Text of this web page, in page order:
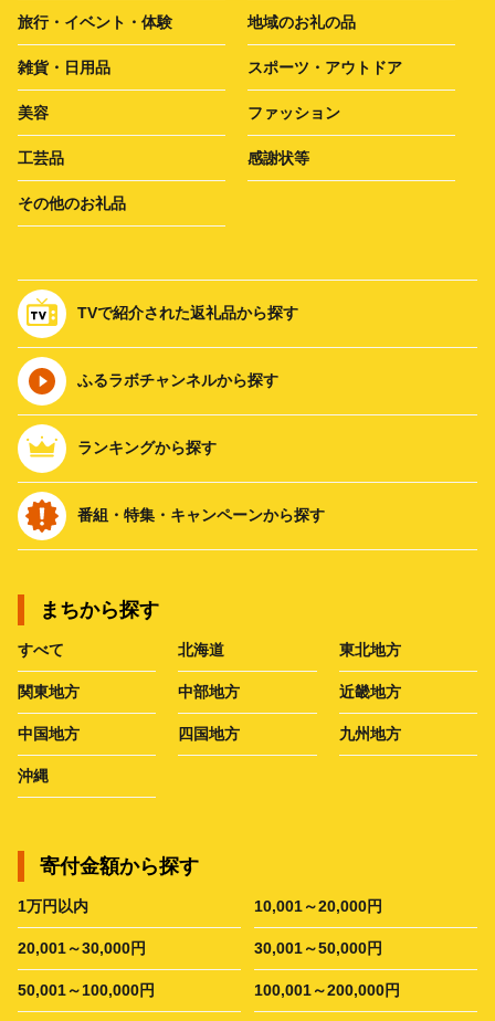
旅行・イベント・体験 地域のお礼の品
雑貨・日用品 スポーツ・アウトドア
美容 ファッション
工芸品 感謝状等
その他のお礼品
TVで紹介された返礼品から探す
ふるラボチャンネルから探す
ランキングから探す
番組・特集・キャンペーンから探す
まちから探す
すべて 北海道 東北地方
関東地方 中部地方 近畿地方
中国地方 四国地方 九州地方
沖縄
寄付金額から探す
1万円以内 10,001～20,000円
20,001～30,000円 30,001～50,000円
50,001～100,000円 100,001～200,000円